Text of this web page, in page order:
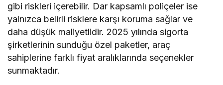
gibi riskleri içerebilir. Dar kapsamlı poliçeler ise
yalnızca belirli risklere karşı koruma sağlar ve
daha düşük maliyetlidir. 2025 yılında sigorta
şirketlerinin sunduğu özel paketler, araç
sahiplerine farklı fiyat aralıklarında seçenekler
sunmaktadır.